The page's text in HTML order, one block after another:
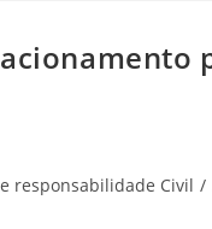
responsabilidade Civil /